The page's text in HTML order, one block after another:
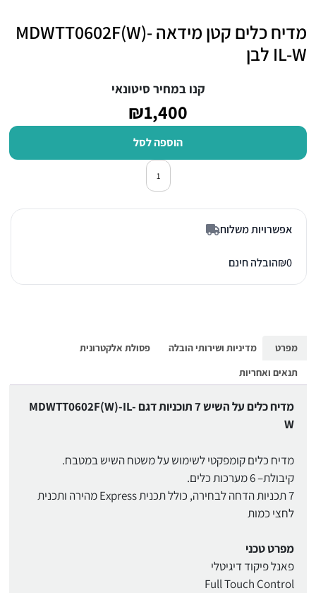
מדיח כלים קטן מידאה MDWTT0602F(W)-
IL-W לבן
קנו במחיר סיטונאי
₪1,400
הוספה לסל
כמות של מדיח כלים קטן מידאה MDWTT0602F(W)-IL-W לבן
אפשרויות משלוח
₪0 הובלה חינם
מפרט מדיניות ושירותי הובלה
פסולת אלקטרונית
תנאים ואחריות
מדיח כלים על השיש 7 תוכניות דגם MDWTT0602F(W)-IL-
W
מדיח כלים קומפקטי לשימוש על משטח השיש במטבח.
קיבולת– 6 מערכות כלים.
7 תכניות הדחה לבחירה, כולל תכנית Express מהירה ותכנית
לחצי כמות
מפרט טכני
פאנל פיקוד דיגיטלי
Full Touch Control